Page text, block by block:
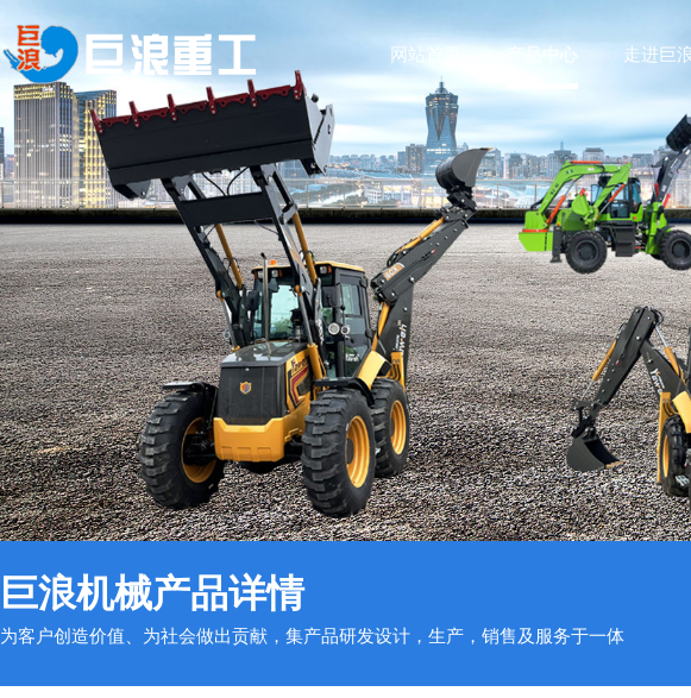
网站首页 产品中心 走进巨
巨浪机械产品详情
为客户创造价值、为社会做出贡献，集产品研发设计，生产，销售及服务于一体